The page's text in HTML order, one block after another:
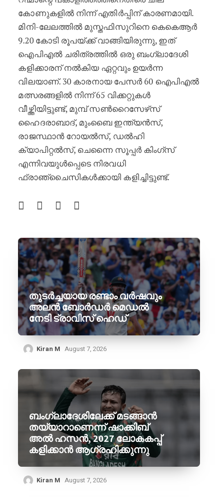
കോണുകളിൽ നിന്ന് എതിർപ്പിന് കാരണമായി.
മിനി-ലേലത്തിൽ മുസ്തഫിസുറിനെ കെകെആർ
9.20 കോടി രൂപയ്ക്ക് വാങ്ങിയിരുന്നു, ഇത്
ഐപിഎൽ ചരിത്രത്തിൽ ഒരു ബംഗ്ലാദേശി
കളിക്കാരന് നൽകിയ ഏറ്റവും ഉയർന്ന
വിലയാണ്. 30 കാരനായ പേസർ 60 ഐപിഎൽ
മത്സരങ്ങളിൽ നിന്ന് 65 വിക്കറ്റുകൾ
വീഴ്ത്തിയിട്ടുണ്ട്, മുമ്പ് സൺറൈസേഴ്‌സ്
ഹൈദരാബാദ്, മുംബൈ ഇന്ത്യൻസ്,
രാജസ്ഥാൻ റോയൽസ്, ഡൽഹി
ക്യാപിറ്റൽസ്, ചെന്നൈ സൂപ്പർ കിംഗ്‌സ്
എന്നിവയുൾപ്പെടെ നിരവധി
ഫ്രാഞ്ചൈസികൾക്കായി കളിച്ചിട്ടുണ്ട്.
തുടർച്ചയായ രണ്ടാം വർഷവും
അലൻ ബോർഡർ മെഡൽ
നേടി ട്രാവിസ് ഹെഡ്
Kiran M August 7, 2026
ബംഗ്ലാദേശിലേക്ക് മടങ്ങാൻ
തയ്യാറാണെന്ന് ഷാക്കിബ്
അൽ ഹസൻ, 2027 ലോകകപ്പ്
കളിക്കാൻ ആഗ്രഹിക്കുന്നു
Kiran M August 7, 2026